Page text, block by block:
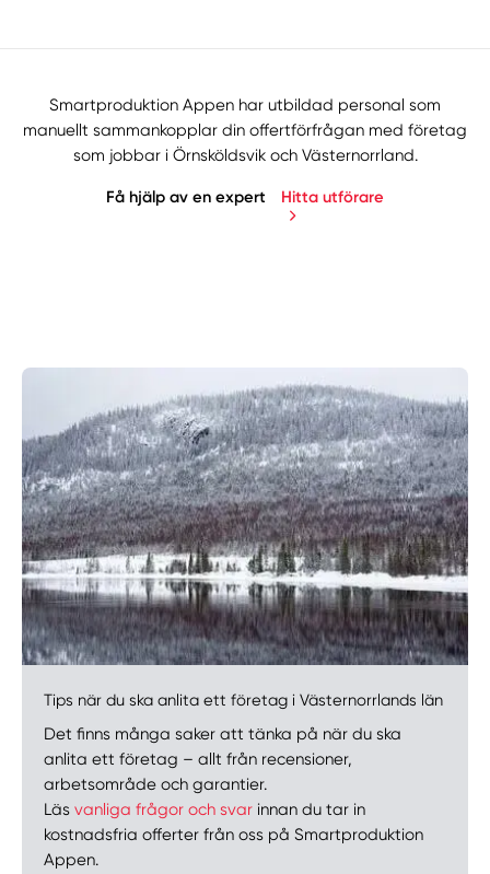
Manuellt
Välj tillvägagångssätt
Smartproduktion Appen har utbildad personal som
manuellt sammankopplar din offertförfrågan med företag
som jobbar i Örnsköldsvik och Västernorrland.
Få hjälp av en expert Hitta utförare
Tips när du ska anlita ett företag i Västernorrlands län
Det finns många saker att tänka på när du ska
anlita ett företag – allt från recensioner,
arbetsområde och garantier.
Läsvanliga frågor och svar innan du tar in
kostnadsfria offerter från oss på Smartproduktion
Appen.